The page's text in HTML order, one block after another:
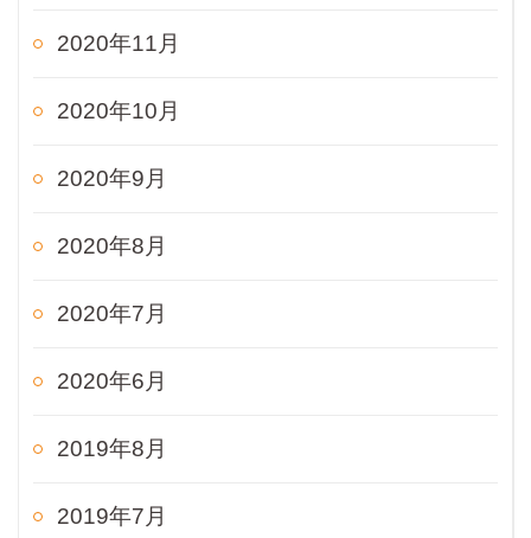
2020年11月
2020年10月
2020年9月
2020年8月
2020年7月
2020年6月
2019年8月
2019年7月